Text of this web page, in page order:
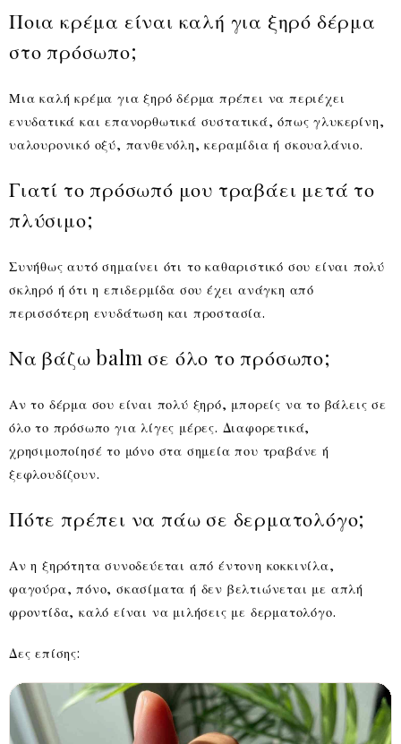
Ποια κρέμα είναι καλή για ξηρό δέρμα
στο πρόσωπο;
Μια καλή κρέμα για ξηρό δέρμα πρέπει να περιέχει
ενυδατικά και επανορθωτικά συστατικά, όπως γλυκερίνη,
υαλουρονικό οξύ, πανθενόλη, κεραμίδια ή σκουαλάνιο.
Γιατί το πρόσωπό μου τραβάει μετά το
πλύσιμο;
Συνήθως αυτό σημαίνει ότι το καθαριστικό σου είναι πολύ
σκληρό ή ότι η επιδερμίδα σου έχει ανάγκη από
περισσότερη ενυδάτωση και προστασία.
Να βάζω balm σε όλο το πρόσωπο;
Αν το δέρμα σου είναι πολύ ξηρό, μπορείς να το βάλεις σε
όλο το πρόσωπο για λίγες μέρες. Διαφορετικά,
χρησιμοποίησέ το μόνο στα σημεία που τραβάνε ή
ξεφλουδίζουν.
Πότε πρέπει να πάω σε δερματολόγο;
Αν η ξηρότητα συνοδεύεται από έντονη κοκκινίλα,
φαγούρα, πόνο, σκασίματα ή δεν βελτιώνεται με απλή
φροντίδα, καλό είναι να μιλήσεις με δερματολόγο.
Δες επίσης: